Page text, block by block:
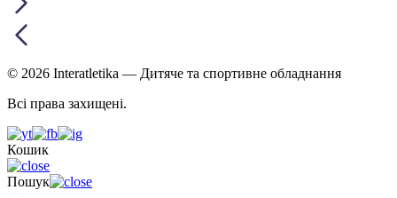
© 2026 Interatletika — Дитяче та спортивне обладнання
Всі права захищені.
Кошик
Пошук